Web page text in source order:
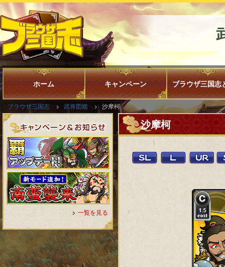
ホーム キャンペーン ブラウザ三国志
ブラウザ三国志 武将図鑑 沙摩柯
一覧を見る
沙摩柯